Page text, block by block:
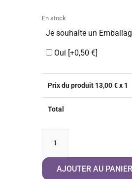
En stock
Je souhaite un
Oui [+0,50 €]
Prix du produit 13,00€ x 1
Total
Mon
premierAJOUTER AU PANIER